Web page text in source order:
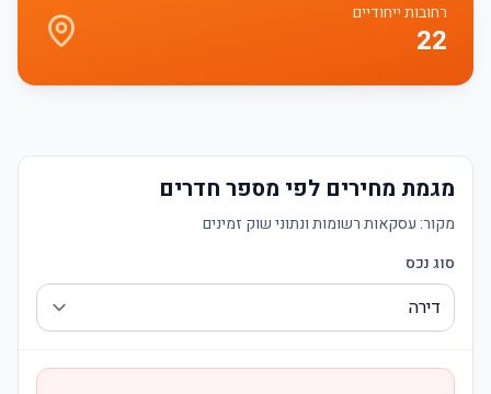
רחובות ייחודיים
22
מגמת מחירים לפי מספר חדרים
מקור: עסקאות רשומות ונתוני שוק זמינים
סוג נכס